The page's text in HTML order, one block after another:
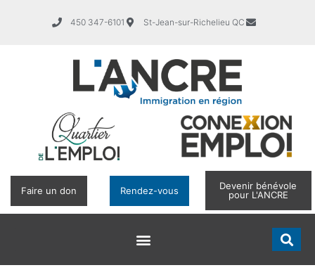
450 347-6101 St-Jean-sur-Richelieu QC
Faire un don Rendez-vous
Devenir bénévole
pour L'ANCRE